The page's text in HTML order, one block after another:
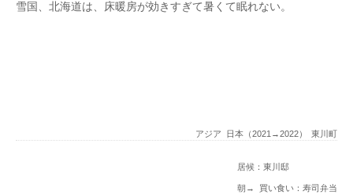
雪国、北海道は、床暖房が効きすぎて暑くて眠れない。
アジア 日本（2021→2022） 東川町
居候：東川邸
朝→ 買い食い：寿司弁当